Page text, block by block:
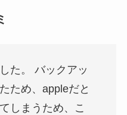
た。 バックアッ
ため、appleだと
しまうため、こ